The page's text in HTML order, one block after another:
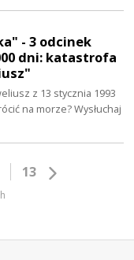
- 3 odcinek
dni: katastrofa
z 13 stycznia 1993
na morze? Wysłuchaj
13